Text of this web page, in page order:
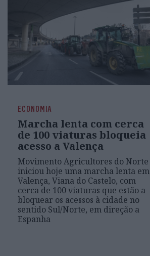
ECONOMIA
Marcha lenta com cerca
de 100 viaturas bloqueia
acesso a Valença
Movimento Agricultores do Norte
iniciou hoje uma marcha lenta em
Valença, Viana do Castelo, com
cerca de 100 viaturas que estão a
bloquear os acessos à cidade no
sentido Sul/Norte, em direção a
Espanha